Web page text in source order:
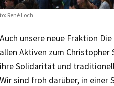
René Loch
Auch unsere neue Fraktion
allen Aktiven zum Christopher
ihre Solidarität und
Wir sind froh darüber, in einer